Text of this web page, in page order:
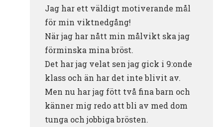
Jag har ett väldigt motiverande mål
för min viktnedgång!
När jag har nått min målvikt ska jag
förminska mina bröst.
Det har jag velat sen jag gick i 9:onde
klass och än har det inte blivit av.
Men nu har jag fött två fina barn och
känner mig redo att bli av med dom
tunga och jobbiga brösten.